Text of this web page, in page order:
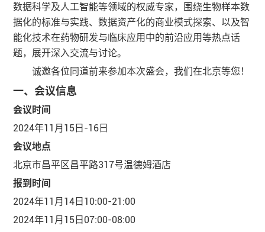
数据科学及人工智能等领域的权威专家，围绕生物样本数
据化的标准与实践、数据资产化的商业模式探索、以及智
能化技术在药物研发与临床应用中的前沿应用等热点话
题，展开深入交流与讨论。
诚邀各位同道前来参加本次盛会，我们在北京等您！
一、会议信息
会议时间
2024年11月15日-16日
会议地点
北京市昌平区昌平路317号温德姆酒店
报到时间
2024年11月14日10:00-21:00
2024年11月15日07:00-08:00